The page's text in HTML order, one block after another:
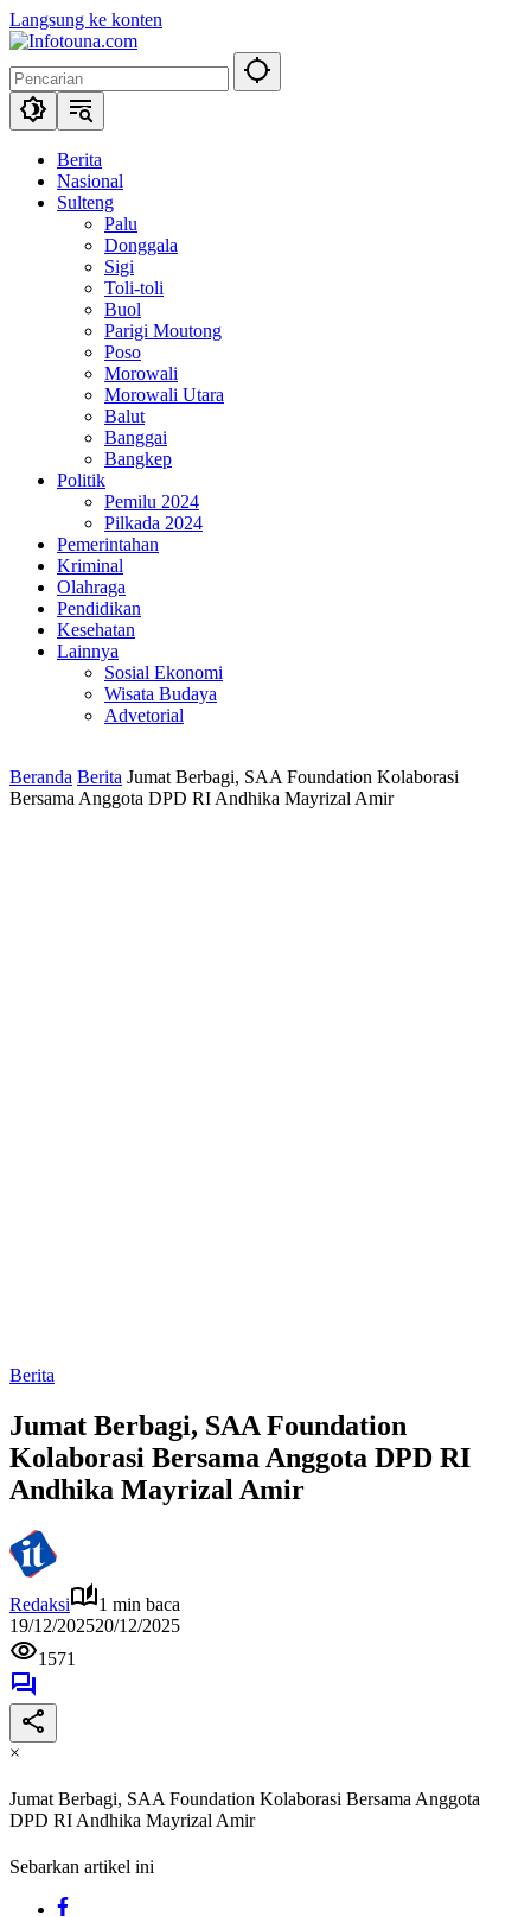
Langsung ke konten
Berita
Nasional
Sulteng
Palu
Donggala
Sigi
Toli-toli
Buol
Parigi Moutong
Poso
Morowali
Morowali Utara
Balut
Banggai
Bangkep
Politik
Pemilu 2024
Pilkada 2024
Pemerintahan
Kriminal
Olahraga
Pendidikan
Kesehatan
Lainnya
Sosial Ekonomi
Wisata Budaya
Advetorial
Beranda Berita Jumat Berbagi, SAA Foundation Kolaborasi
Bersama Anggota DPD RI Andhika Mayrizal Amir
Berita
Jumat Berbagi, SAA Foundation
Kolaborasi Bersama Anggota DPD RI
Andhika Mayrizal Amir
Redaksi
1 min baca
19/12/202520/12/2025
1571
×
Jumat Berbagi, SAA Foundation Kolaborasi Bersama Anggota
DPD RI Andhika Mayrizal Amir
Sebarkan artikel ini